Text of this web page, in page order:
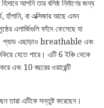
আপনি তার বলিষ্ঠ নির্মাণের জন্য
হাঁপানি, বা এক্সিজার আছে এমন
এলার্জিগুলি ফাঁদে ফেলেছে যা
প্যাড এছাড়াও breathable এবং
যেতে পারে। এটি 6 ইঞ্চি থেকে
এবং 10 বছরের ওয়ারেন্টি
তারা এটিকে সন্তুষ্ট করেছেন।